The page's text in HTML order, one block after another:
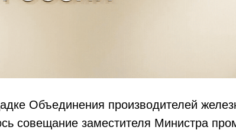
Объединения производителей
совещание заместителя Министра